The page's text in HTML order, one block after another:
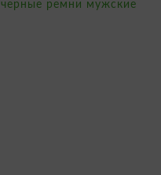
черные ремни мужские